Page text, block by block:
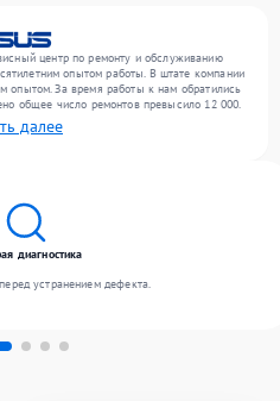
центр по ремонту и обслуживанию
опытом работы. В штате компании
За время работы к нам обратились
общее число ремонтов превысило 12 000.
свыше 300 единиц техники, включая , , . Мы
и предлагаем стабильный уровень
далее
диагностика
устранением дефекта.